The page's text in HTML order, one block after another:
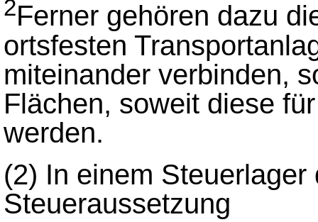
2Ferner gehören dazu
ortsfesten
miteinander verbinden,
Flächen, soweit diese
werden.
(2) In einem Steuerlager
Steueraussetzung